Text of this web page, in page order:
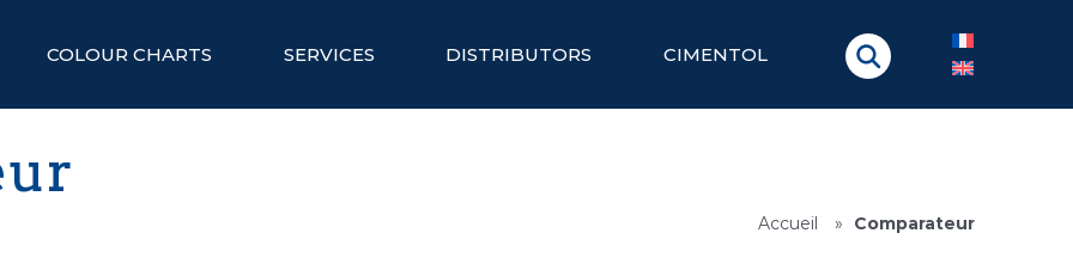
COLOUR CHARTS SERVICES DISTRIBUTORS CIMENTOL
Accueil » Comparateur